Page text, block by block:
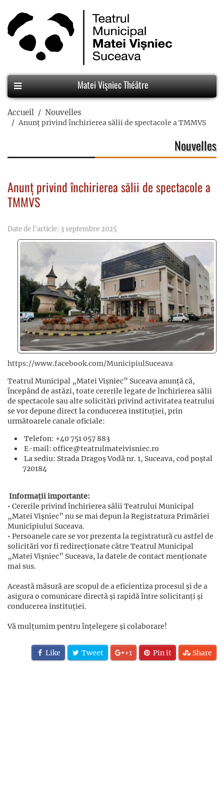
Matei Vişniec Théâtre
Accueil Nouvelles
Anunț privind închirierea sălii de spectacole a TMMVS
Nouvelles
Anunț privind închirierea sălii de spectacole a
TMMVS
Date de l'article: 3 septembre 2025
https://www.facebook.com/MunicipiulSuceava
Teatrul Municipal „Matei Vișniec” Suceava anunță că,
începând de astăzi, toate cererile legate de închirierea sălii
de spectacole sau alte solicitări privind activitatea teatrului
se vor depune direct la conducerea instituției, prin
următoarele canale oficiale:
Telefon: +40 751 057 883
E-mail: office@teatrulmateivisniec.ro
La sediu: Strada Dragoș Vodă nr. 1, Suceava, cod poștal
720184
Informații importante:
• Cererile privind închirierea sălii Teatrului Municipal
„Matei Vișniec” nu se mai depun la Registratura Primăriei
Municipiului Suceava.
• Persoanele care se vor prezenta la registratură cu astfel de
solicitări vor fi redirecționate către Teatrul Municipal
„Matei Vișniec” Suceava, la datele de contact menționate
mai sus.
Această măsură are scopul de a eficientiza procesul și de a
asigura o comunicare directă și rapidă între solicitanți și
conducerea instituției.
Vă mulțumim pentru înțelegere și colaborare!
Like Tweet +1 Pin it Share